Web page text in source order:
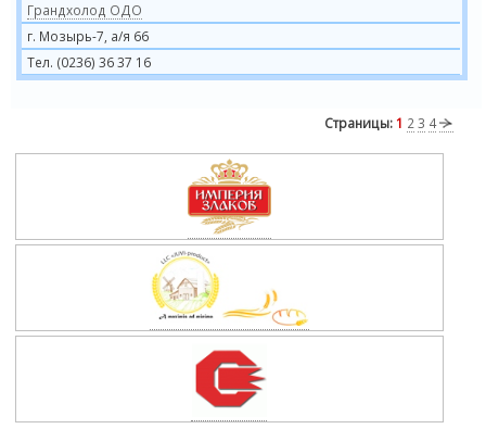
Грандхолод ОДО
г. Мозырь-7, а/я 66
Тел. (0236) 36 37 16
Страницы: 1 2 3 4